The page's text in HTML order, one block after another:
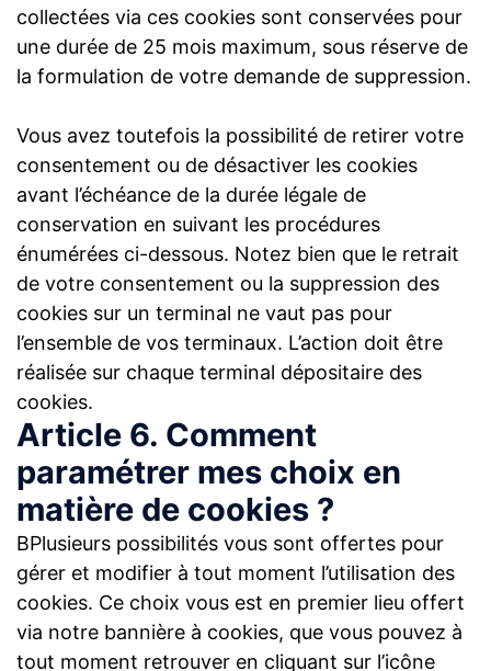
collectées via ces cookies sont conservées pour
une durée de 25 mois maximum, sous réserve de
la formulation de votre demande de suppression.
Vous avez toutefois la possibilité de retirer votre
consentement ou de désactiver les cookies
avant l’échéance de la durée légale de
conservation en suivant les procédures
énumérées ci-dessous. Notez bien que le retrait
de votre consentement ou la suppression des
cookies sur un terminal ne vaut pas pour
l’ensemble de vos terminaux. L’action doit être
réalisée sur chaque terminal dépositaire des
cookies.
Article 6. Comment
paramétrer mes choix en
matière de cookies ?
BPlusieurs possibilités vous sont offertes pour
gérer et modifier à tout moment l’utilisation des
cookies. Ce choix vous est en premier lieu offert
via notre bannière à cookies, que vous pouvez à
tout moment retrouver en cliquant sur l’icône